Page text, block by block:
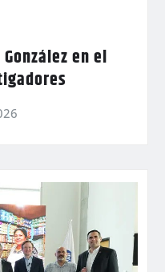
en el